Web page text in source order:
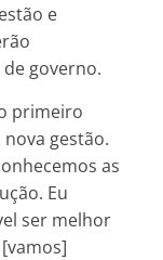
e
governo.
primeiro
gestão.
as
Eu
ser melhor